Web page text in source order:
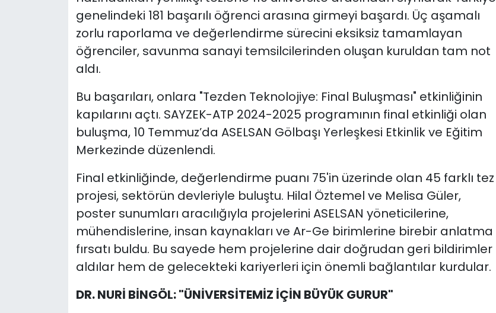
genelindeki 181 başarılı öğrenci arasına girmeyi başardı. Üç aşamalı
zorlu raporlama ve değerlendirme sürecini eksiksiz tamamlayan
öğrenciler, savunma sanayi temsilcilerinden oluşan kuruldan tam not
aldı.
Bu başarıları, onlara "Tezden Teknolojiye: Final Buluşması" etkinliğinin
kapılarını açtı. SAYZEK-ATP 2024-2025 programının final etkinliği olan
buluşma, 10 Temmuz’da ASELSAN Gölbaşı Yerleşkesi Etkinlik ve Eğitim
Merkezinde düzenlendi.
Final etkinliğinde, değerlendirme puanı 75'in üzerinde olan 45 farklı tez
projesi, sektörün devleriyle buluştu. Hilal Öztemel ve Melisa Güler,
poster sunumları aracılığıyla projelerini ASELSAN yöneticilerine,
mühendislerine, insan kaynakları ve Ar-Ge birimlerine birebir anlatma
fırsatı buldu. Bu sayede hem projelerine dair doğrudan geri bildirimler
aldılar hem de gelecekteki kariyerleri için önemli bağlantılar kurdular.
DR. NURİ BİNGÖL: "ÜNİVERSİTEMİZ İÇİN BÜYÜK GURUR"